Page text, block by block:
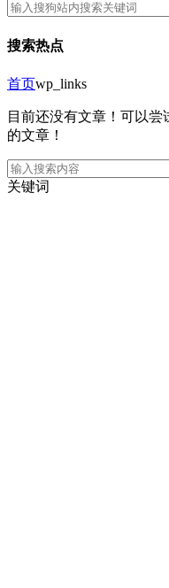
搜索热点
首页wp_links
目前还没有文章！可以
的文章！
关键词